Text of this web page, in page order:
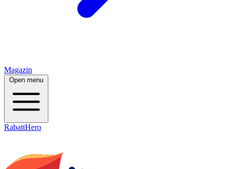
Magazin
Open menu
RabattHero